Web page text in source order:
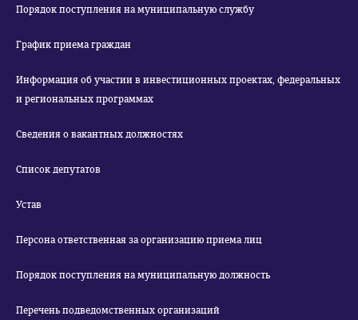
Порядок поступления на муниципальную службу
График приема граждан
Информация об участии в инвестиционных проектах, федеральных
и региональных программах
Сведения о вакантных должностях
Список депутатов
Устав
Персона ответственная за организацию приема лиц
Порядок поступления на муниципальную должность
Перечень подведомственных организаций